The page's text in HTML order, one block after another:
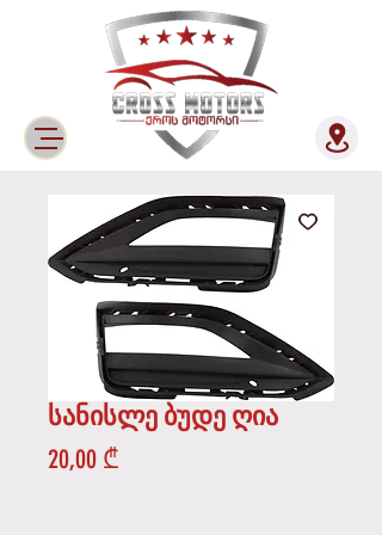
სანისლე ბუდე ღია
20,00 ₾